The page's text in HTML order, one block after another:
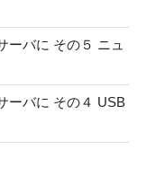
ーバに その５ ニュ
ーバに その４ USB